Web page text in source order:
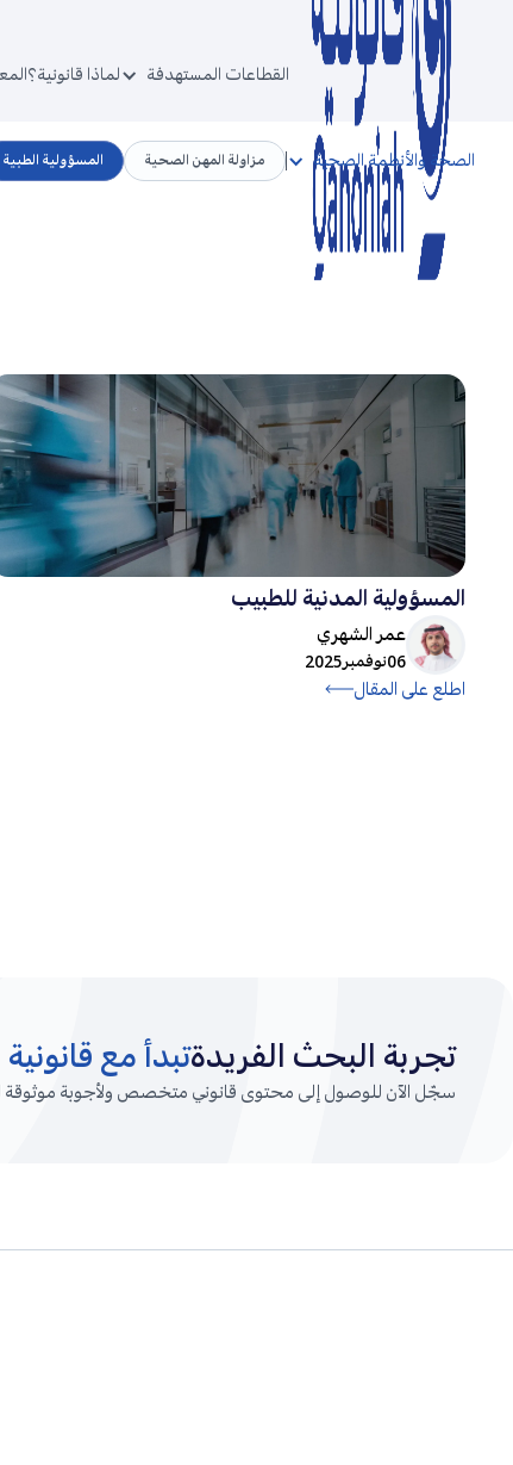
لماذا قانونية؟ القطاعات المستهدفة
الصحة والأنظمة الصحية مزاولة المهن الصحية المسؤولية الطبية
المسؤولية المدنية للطبيب
عمر الشهري
2025نوفمبر06
اطلع على المقال
تجربة البحث الفريدةتبدأ مع قانونية
سجّل الآن للوصول إلى محتوى قانوني متخصص ولأجوبة موثوقة